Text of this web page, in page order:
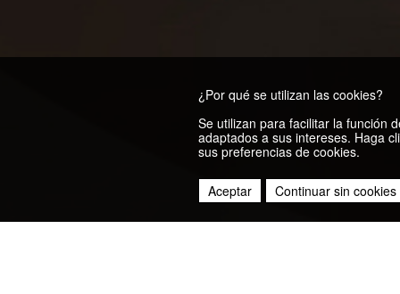
¿Por qué se utilizan las cookies?
Se utilizan para facilitar la función
adaptados a sus intereses. Haga
sus preferencias de cookies.
Aceptar Continuar sin cookies